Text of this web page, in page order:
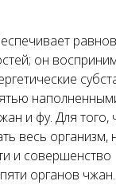
он
и фу. Для
весь организм,
и совершенство
органов чжан.